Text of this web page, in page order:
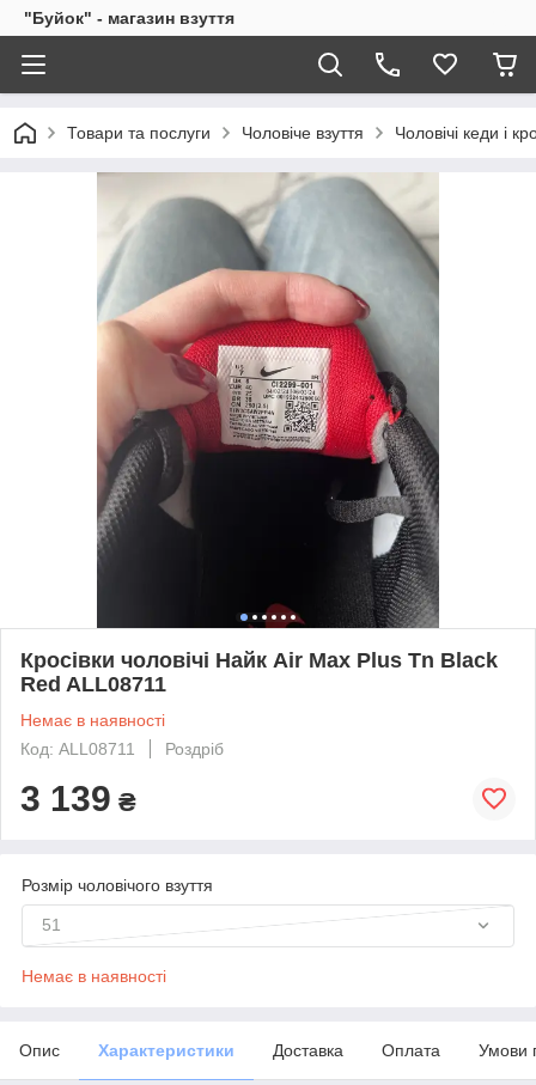
"Буйок" - магазин взуття
Товари та послуги Чоловіче взуття Чоловічі кеди і
Кросівки чоловічі Найк Air Max Plus Tn Black
Red ALL08711
Немає в наявності
Код: ALL08711
Роздріб
3 139 ₴
Розмір чоловічого взуття
51
Немає в наявності
Опис Характеристики Доставка Оплата Умови